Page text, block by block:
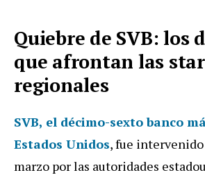
Quiebre de SVB: los
que afrontan las
regionales
SVB, el décimo-sexto banco
Estados Unidos, fue
marzo por las autoridades